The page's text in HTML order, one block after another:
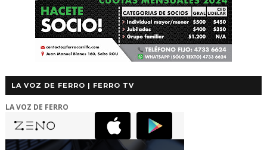
LA VOZ DE FERRO | FERRO TV
LA VOZ DE FERRO